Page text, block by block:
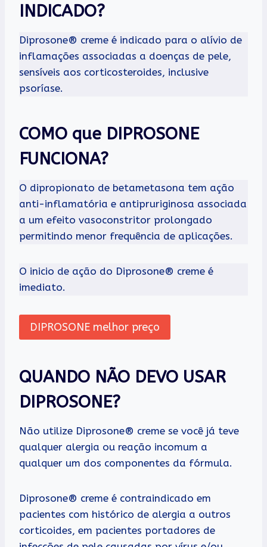
INDICADO?
Diprosone® creme é indicado para o alívio de
inflamações associadas a doenças de pele,
sensíveis aos corticosteroides, inclusive
psoríase.
COMO que DIPROSONE
FUNCIONA?
O dipropionato de betametasona tem ação
anti-inflamatória e antipruriginosa associada
a um efeito vasoconstritor prolongado
permitindo menor frequência de aplicações.
O inicio de ação do Diprosone® creme é
imediato.
DIPROSONE melhor preço
QUANDO NÃO DEVO USAR
DIPROSONE?
Não utilize Diprosone® creme se você já teve
qualquer alergia ou reação incomum a
qualquer um dos componentes da fórmula.
Diprosone® creme é contraindicado em
pacientes com histórico de alergia a outros
corticoides, em pacientes portadores de